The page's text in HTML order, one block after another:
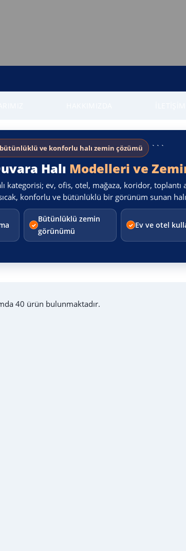
ve konforlu halı zemin çözümü ```
Halı Modelleri ve
kategorisi; ev, ofis, otel, mağaza, koridor, toplantı
konforlu ve bütünlüklü bir görünüm sunan
Bütünlüklü zemin
görünümü
Ev ve otel
40 ürün bulunmaktadır.